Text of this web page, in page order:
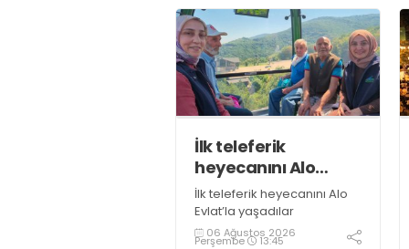
İlk teleferik
heyecanını Alo
Evlat’la yaşadılar
İlk teleferik heyecanını Alo
Evlat’la yaşadılar
06 Ağustos 2026
Perşembe 13:45